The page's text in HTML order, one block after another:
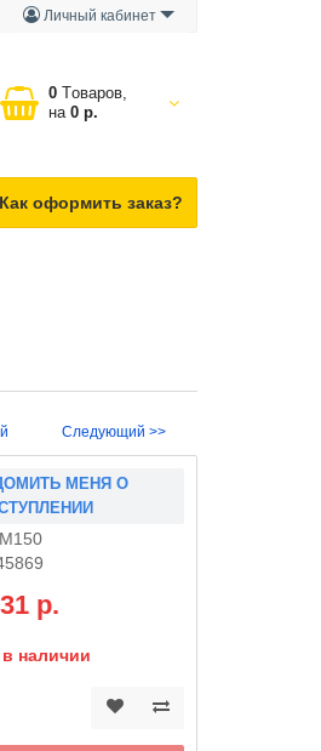
Личный кабинет
0 Tоваров,
на
0 р.
Как оформить заказ?
Следующий >>
МЕНЯ О
р.
в наличии